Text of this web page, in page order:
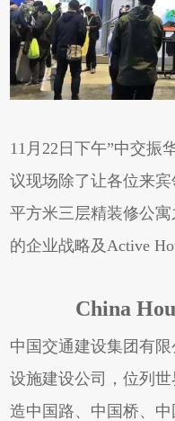
11月22日下午”中交振
议现场除了让各位来
平方米三层精装修公
的企业战略及Active
China
中国交通建设集团有
设施建设公司，位列
造中国路、中国桥、